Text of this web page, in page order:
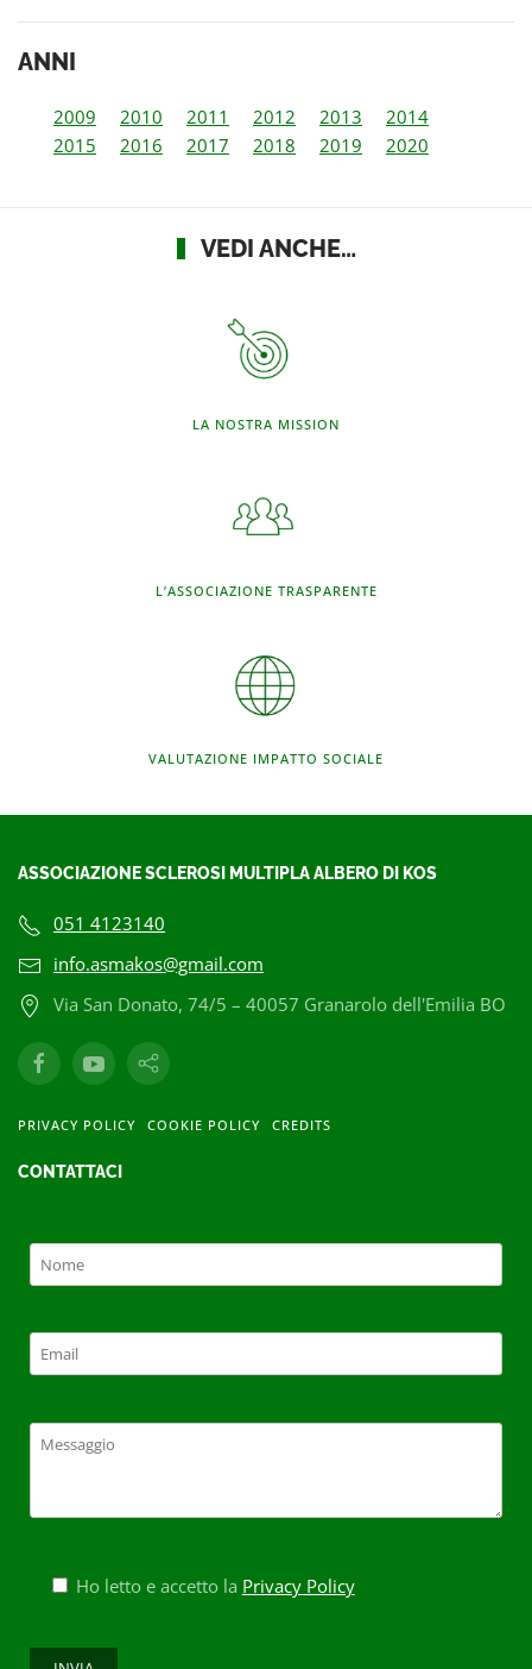
ANNI
2009 2010 2011 2012 2013
2014
2015
2016 2017 2018 2019 2020
VEDI ANCHE…
LA NOSTRA MISSION
L’ASSOCIAZIONE TRASPARENTE
VALUTAZIONE IMPATTO SOCIALE
ASSOCIAZIONE SCLEROSI MULTIPLA ALBERO DI KOS
051 4123140
info.asmakos@gmail.com
Via San Donato, 74/5 – 40057 Granarolo dell'Emilia BO
PRIVACY POLICY COOKIE POLICY CREDITS
CONTATTACI
Ho letto e accetto la Privacy Policy